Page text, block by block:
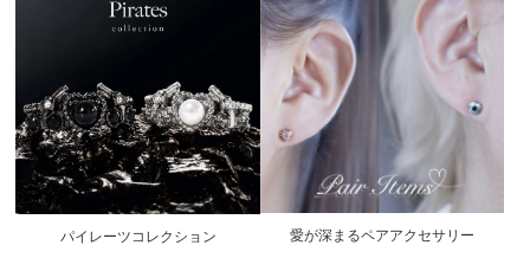
パイレーツコレクション 愛が深まるペアアクセサリー